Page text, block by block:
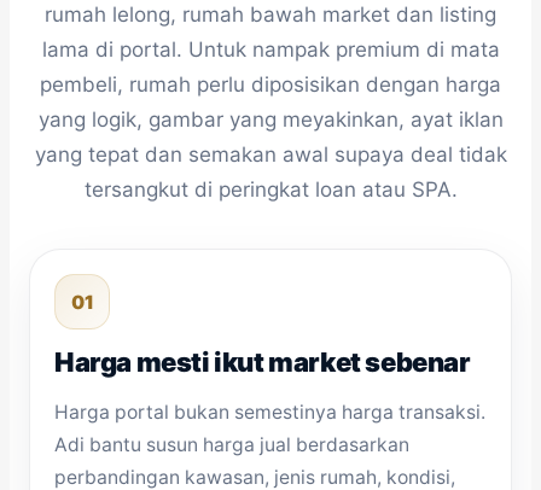
rumah lelong, rumah bawah market dan listing
lama di portal. Untuk nampak premium di mata
pembeli, rumah perlu diposisikan dengan harga
yang logik, gambar yang meyakinkan, ayat iklan
yang tepat dan semakan awal supaya deal tidak
tersangkut di peringkat loan atau SPA.
01
Harga mesti ikut market sebenar
Harga portal bukan semestinya harga transaksi.
Adi bantu susun harga jual berdasarkan
perbandingan kawasan, jenis rumah, kondisi,